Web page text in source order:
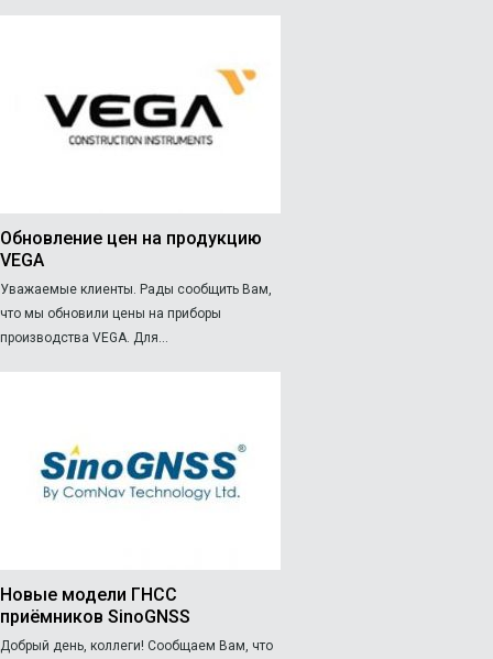
Обновление цен на продукцию
VEGA
Уважаемые клиенты. Рады сообщить Вам,
что мы обновили цены на приборы
производства VEGA. Для...
Новые модели ГНСС
приёмников SinoGNSS
Добрый день, коллеги! Сообщаем Вам, что